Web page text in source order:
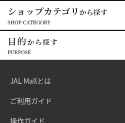
JAL Mallとは
ご利用ガイド
操作ガイド